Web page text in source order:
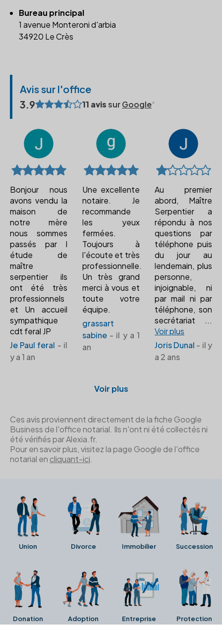
Bureau principal
1 avenue Monteroni d'arbia
34920 Le Crès
Avis sur l'office
3.9
11 avissurGoogle
Bonjour nous
avons vendu la
maison de
notre mère
nous sommes
passés par l
étude de
maître
serpentier ils
ont été très
professionnels
et Un accueil
sympathique
cdt feral JP
Je Paul feral - il
y a 1 an
Une excellente
notaire. Je
recommande
les yeux
fermées.
Toujours à
l'écoute et très
professionnelle.
Un très grand
merci à vous et
toute votre
équipe.
grassart
sabine - il y a 1
an
Au premier
abord, Maître
Serpentier a
répondu à nos
questions par
téléphone puis
du jour au
lendemain, plus
personne,
injoignable, ni
par mail ni par
téléphone, son
secrétariat ...
Voir plus
Joris Dunal - il y
a 2 ans
Voir plus
Ces avis proviennent directement de la fiche Google
Business de l'office notarial. Ils n'ont ni été collectés ni
été vérifiés par Alexia.fr.
Pour en savoir plus, visitez la page Google de l'office
notarial en cliquant-ici.
Union Divorce Immobilier Succession
Donation Adoption Entreprise Protection